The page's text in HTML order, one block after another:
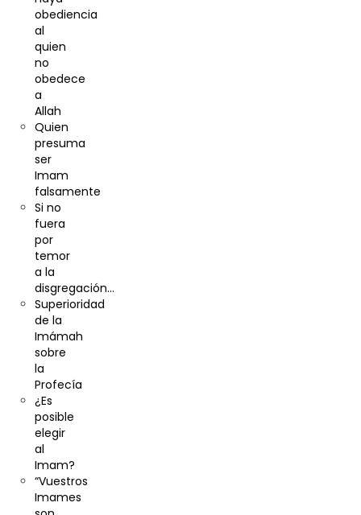
obediencia
al
quien
no
obedece
a
Allah
Quien
presuma
ser
Imam
falsamente
Si no
fuera
por
temor
a la
disgregación…
Superioridad
de la
Imámah
sobre
la
Profecía
¿Es
posible
elegir
al
Imam?
“Vuestros
Imames